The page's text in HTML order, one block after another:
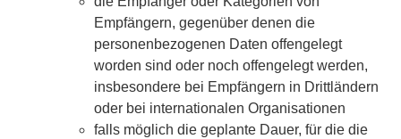
Empfängern, gegenüber denen die
personenbezogenen Daten offengelegt
worden sind oder noch offengelegt werden,
insbesondere bei Empfängern in Drittländern
oder bei internationalen Organisationen
falls möglich die geplante Dauer, für die die